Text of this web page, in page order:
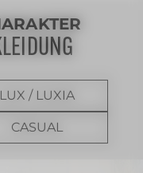
LUX / LUXIA
CASUAL